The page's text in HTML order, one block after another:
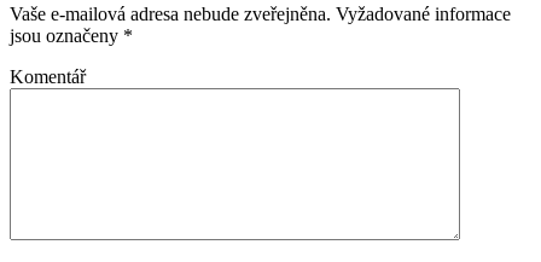
Vaše e-mailová adresa nebude zveřejněna. Vyžadované informace
jsou označeny *
Komentář